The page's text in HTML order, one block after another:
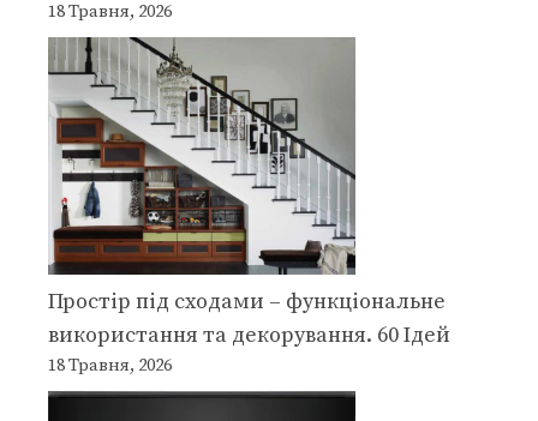
18 Травня, 2026
Простір під сходами – функціональне
використання та декорування. 60 Ідей
18 Травня, 2026